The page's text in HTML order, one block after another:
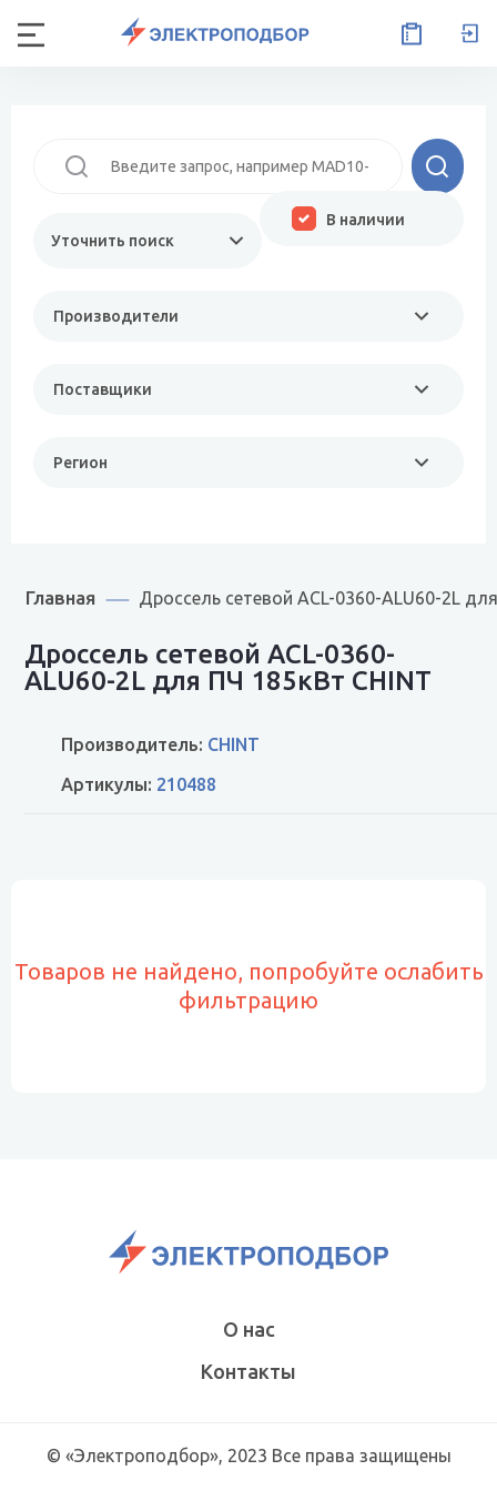
Уточнить поиск
Производители
Поставщики
Регион
В наличии
Главная Дроссель сетевой ACL-0360-ALU60-2L
Дроссель сетевой ACL-0360-
ALU60-2L для ПЧ 185кВт CHINT
Производитель: CHINT
Артикулы: 210488
Товаров не найдено, попробуйте ослабить
фильтрацию
О нас
Контакты
© «Электроподбор», 2023 Все права защищены